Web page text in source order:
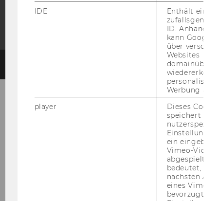
© 2026 WIRTSCHAFTSUNIVERSITÄT WIEN #95338
IDE
Enthält eine
ID. Anhand
kann Google
über
Websites
Werbung
player
Dieses Cookie
speichert
ein
Vimeo-Video
abgespielt
bedeutet,
nächsten
eines Vimeo-
bevorzugten